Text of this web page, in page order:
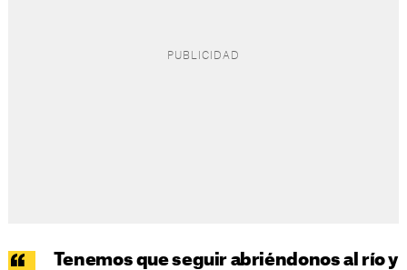
Tenemos que seguir abriéndonos al río y